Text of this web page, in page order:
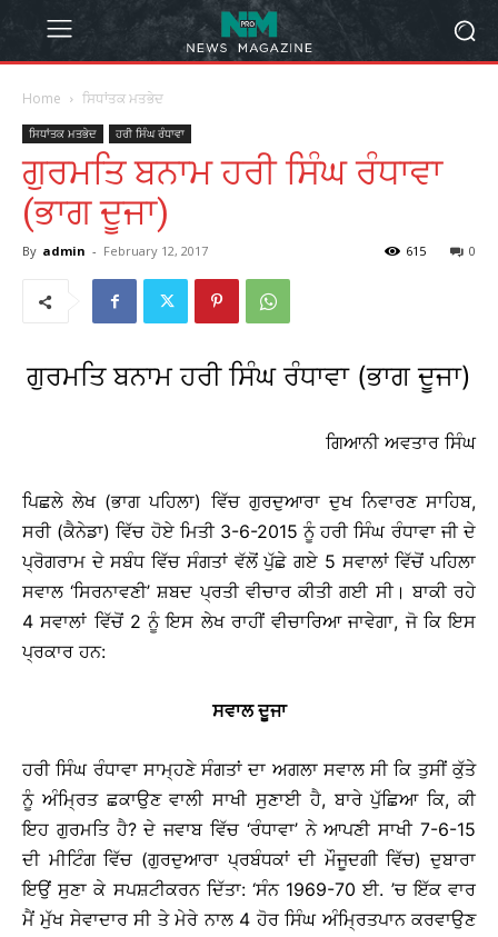
Home ਸਿਧਾਂਤਕ ਮਤਭੇਦ
ਸਿਧਾਂਤਕ ਮਤਭੇਦ ਹਰੀ ਸਿੰਘ ਰੰਧਾਵਾ
ਗੁਰਮਤਿ ਬਨਾਮ ਹਰੀ ਸਿੰਘ ਰੰਧਾਵਾ
(ਭਾਗ ਦੂਜਾ)
By admin - February 12, 2017 0
615
ਗੁਰਮਤਿ ਬਨਾਮ ਹਰੀ ਸਿੰਘ ਰੰਧਾਵਾ (ਭਾਗ ਦੂਜਾ)
ਗਿਆਨੀ ਅਵਤਾਰ ਸਿੰਘ
ਪਿਛਲੇ ਲੇਖ (ਭਾਗ ਪਹਿਲਾ) ਵਿੱਚ ਗੁਰਦੁਆਰਾ ਦੁਖ ਨਿਵਾਰਣ ਸਾਹਿਬ,
ਸਰੀ (ਕੈਨੇਡਾ) ਵਿੱਚ ਹੋਏ ਮਿਤੀ 3-6-2015 ਨੂੰ ਹਰੀ ਸਿੰਘ ਰੰਧਾਵਾ ਜੀ ਦੇ
ਪ੍ਰੋਗਰਾਮ ਦੇ ਸਬੰਧ ਵਿੱਚ ਸੰਗਤਾਂ ਵੱਲੋਂ ਪੁੱਛੇ ਗਏ 5 ਸਵਾਲਾਂ ਵਿੱਚੋਂ ਪਹਿਲਾ
ਸਵਾਲ ‘ਸਿਰਨਾਵਣੀ’ ਸ਼ਬਦ ਪ੍ਰਤੀ ਵੀਚਾਰ ਕੀਤੀ ਗਈ ਸੀ। ਬਾਕੀ ਰਹੇ
4 ਸਵਾਲਾਂ ਵਿੱਚੋਂ 2 ਨੂੰ ਇਸ ਲੇਖ ਰਾਹੀਂ ਵੀਚਾਰਿਆ ਜਾਵੇਗਾ, ਜੋ ਕਿ ਇਸ
ਪ੍ਰਕਾਰ ਹਨ:
ਸਵਾਲ ਦੂਜਾ
ਹਰੀ ਸਿੰਘ ਰੰਧਾਵਾ ਸਾਮ੍ਹਣੇ ਸੰਗਤਾਂ ਦਾ ਅਗਲਾ ਸਵਾਲ ਸੀ ਕਿ ਤੁਸੀਂ ਕੁੱਤੇ
ਨੂੰ ਅੰਮ੍ਰਿਤ ਛਕਾਉਣ ਵਾਲੀ ਸਾਖੀ ਸੁਣਾਈ ਹੈ, ਬਾਰੇ ਪੁੱਛਿਆ ਕਿ, ਕੀ
ਇਹ ਗੁਰਮਤਿ ਹੈ? ਦੇ ਜਵਾਬ ਵਿੱਚ ‘ਰੰਧਾਵਾ’ ਨੇ ਆਪਣੀ ਸਾਖੀ 7-6-15
ਦੀ ਮੀਟਿੰਗ ਵਿੱਚ (ਗੁਰਦੁਆਰਾ ਪ੍ਰਬੰਧਕਾਂ ਦੀ ਮੌਜੂਦਗੀ ਵਿੱਚ) ਦੁਬਾਰਾ
ਇਉਂ ਸੁਣਾ ਕੇ ਸਪਸ਼ਟੀਕਰਨ ਦਿੱਤਾ: ‘ਸੰਨ 1969-70 ਈ. ’ਚ ਇੱਕ ਵਾਰ
ਮੈਂ ਮੁੱਖ ਸੇਵਾਦਾਰ ਸੀ ਤੇ ਮੇਰੇ ਨਾਲ 4 ਹੋਰ ਸਿੰਘ ਅੰਮ੍ਰਿਤਪਾਨ ਕਰਵਾਉਣ